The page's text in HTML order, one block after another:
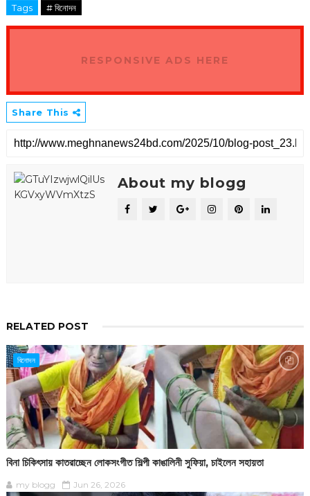
Tags # বিনোদন
RESPONSIVE ADS HERE
Share This
About my blogg
RELATED POST
বিনোদন
বিনা চিকিৎসায় কাতরাচ্ছেন লোকসংগীত শিল্পী কাঙালিনী সুফিয়া, চাইলেন সহায়তা
my blogg Jun 26, 2026